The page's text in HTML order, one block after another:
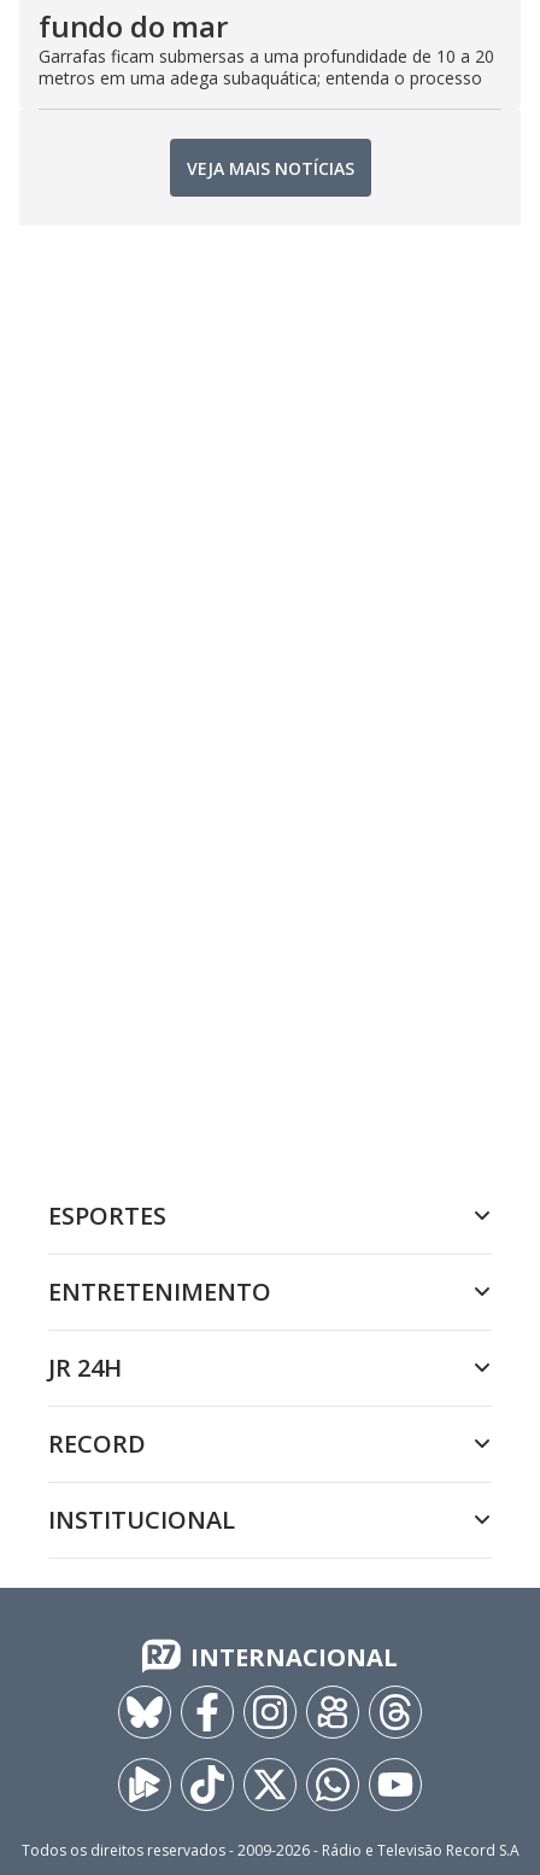
fundo do mar
Garrafas ficam submersas a uma profundidade de 10 a 20
metros em uma adega subaquática; entenda o processo
VEJA MAIS NOTÍCIAS
ESPORTES
ENTRETENIMENTO
JR 24H
RECORD
INSTITUCIONAL
INTERNACIONAL
Todos os direitos reservados - 2009-2026- Rádio e Televisão Record S.A